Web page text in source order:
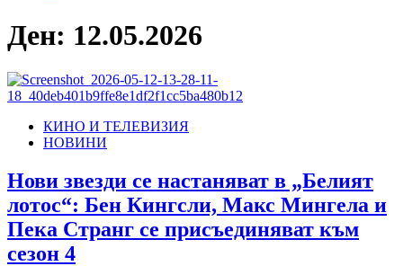
Ден: 12.05.2026
КИНО И ТЕЛЕВИЗИЯ
НОВИНИ
Нови звезди се настаняват в „Белият
лотос“: Бен Кингсли, Макс Мингела и
Пека Странг се присъединяват към
сезон 4